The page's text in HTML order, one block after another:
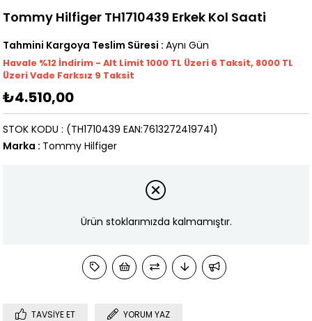
Tommy Hilfiger TH1710439 Erkek Kol Saati
Tahmini Kargoya Teslim Süresi : Aynı Gün
Havale %12 İndirim - Alt Limit 1000 TL Üzeri 6 Taksit, 8000 TL
Üzeri Vade Farksız 9 Taksit
₺4.510,00
(TH1710439 EAN:7613272419741)
STOK KODU
Marka : Tommy Hilfiger
Ürün stoklarımızda kalmamıştır.
TAVSIYE ET YORUM YAZ